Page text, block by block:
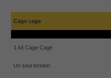
Cage cage
1 kit Cage Cage
Un seul tendon